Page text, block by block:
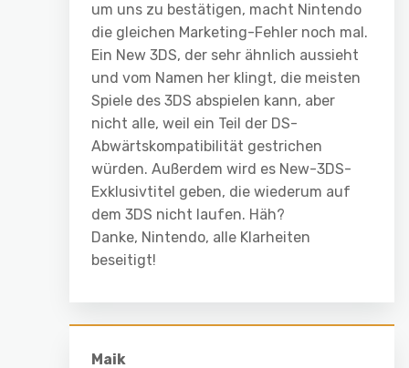
um uns zu bestätigen, macht Nintendo
die gleichen Marketing-Fehler noch mal.
Ein New 3DS, der sehr ähnlich aussieht
und vom Namen her klingt, die meisten
Spiele des 3DS abspielen kann, aber
nicht alle, weil ein Teil der DS-
Abwärtskompatibilität gestrichen
würden. Außerdem wird es New-3DS-
Exklusivtitel geben, die wiederum auf
dem 3DS nicht laufen. Häh?
Danke, Nintendo, alle Klarheiten
beseitigt!
Maik